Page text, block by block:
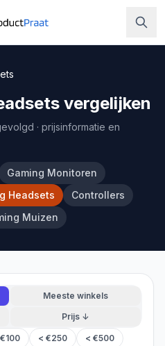
vergelijken
· prijsinformatie en
Gaming Monitoren
Headsets
Controllers
Muizen
Meeste winkels
Prijs ↓
< €250
< €500